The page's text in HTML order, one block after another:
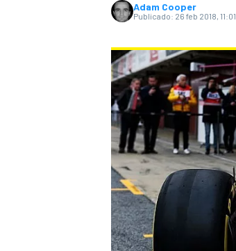
WEC
Adam Cooper
Publicado: 26 feb 2018, 11:01